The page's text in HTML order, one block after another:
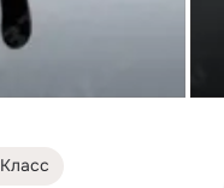
Класс